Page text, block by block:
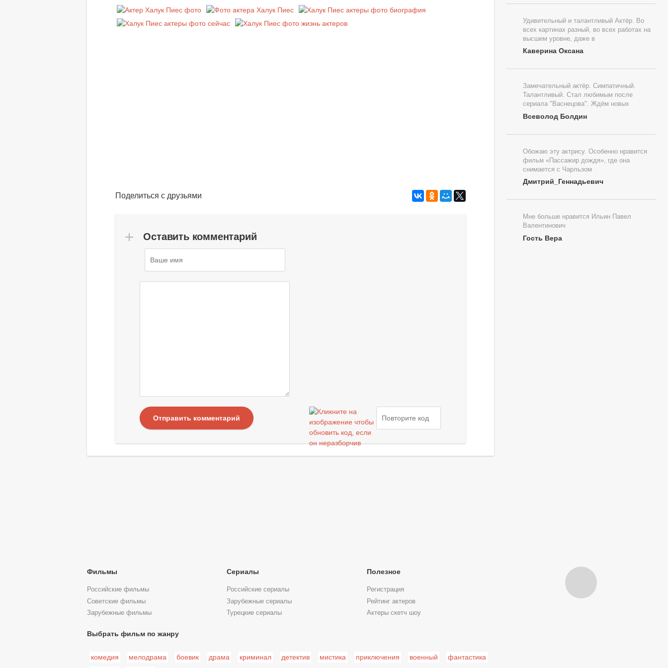
Поделиться с друзьями
Оставить комментарий
Отправить комментарий
Удивительный и талантливый Актёр. Во
всех картинах разный, во всех работах на
высшем уровне, даже в
Каверина Оксана
Замечательный актёр. Симпатичный.
Талантливый. Стал любимым после
сериала "Васнецова". Ждём новых
Всеволод Болдин
Обожаю эту актрису. Особенно нравится
фильм «Пассажир дождя», где она
снимается с Чарльзом
Дмитрий_Геннадьевич
Мне больше нравится Ильин Павел
Валентинович
Гость Вера
Фильмы
Российские фильмы
Советские фильмы
Зарубежные фильмы
Сериалы
Российские сериалы
Зарубежные сериалы
Турецкие сериалы
Полезное
Регистрация
Рейтинг актеров
Актеры скетч шоу
Выбрать фильм по жанру
комедия мелодрама боевик драма криминал детектив мистика приключения военный фантастика